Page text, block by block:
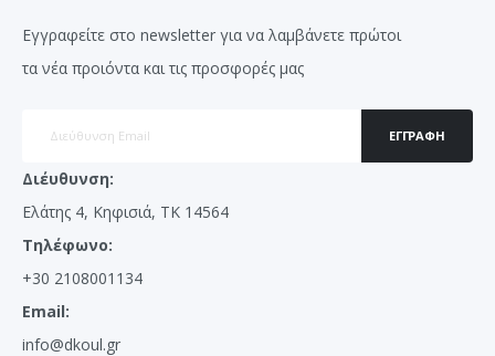
Εγγραφείτε στο newsletter για να λαμβάνετε πρώτοι
τα νέα προιόντα και τις προσφορές μας
ΕΓΓΡΑΦΉ
Διέυθυνση:
Ελάτης 4, Κηφισιά, ΤΚ 14564
Τηλέφωνο:
+30 2108001134
Email:
info@dkoul.gr